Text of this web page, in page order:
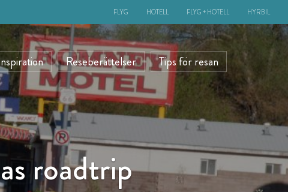
Reseberättelser Tips för resan
FLYG HOTELL FLYG + HOTELL HYRBIL
roadtrip